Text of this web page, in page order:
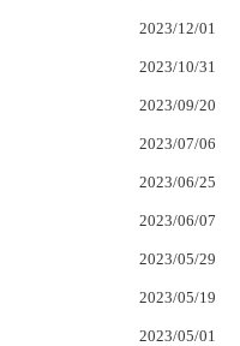
2023/12/01
2023/10/31
2023/09/20
2023/07/06
2023/06/25
2023/06/07
2023/05/29
2023/05/19
2023/05/01